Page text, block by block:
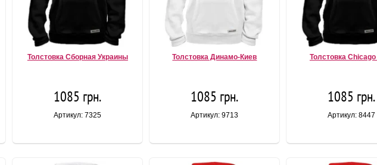
Толстовка Сборная Украины
1085 грн.
Артикул: 7325
Толстовка Динамо-Киев
1085 грн.
Артикул: 9713
Толстовка
1085 грн.
Артикул: 8447